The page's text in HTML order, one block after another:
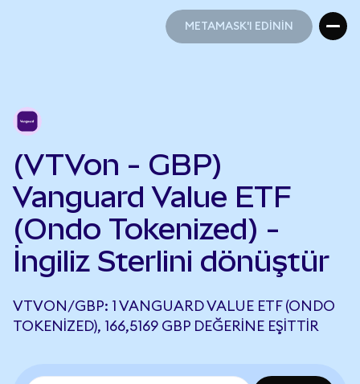
METAMASK'I EDİNİN
(VTVon - GBP)
Vanguard Value ETF
(Ondo Tokenized) -
İngiliz Sterlini dönüştür
VTVON/GBP: 1 VANGUARD VALUE ETF (ONDO
TOKENIZED), 166,5169 GBP DEĞERINE EŞITTIR